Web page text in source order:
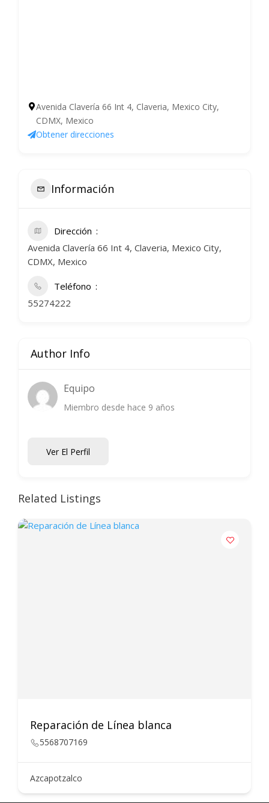
Avenida Clavería 66 Int 4, Claveria, Mexico City,
CDMX, Mexico
Obtener direcciones
Información
Dirección
Avenida Clavería 66 Int 4, Claveria, Mexico City,
CDMX, Mexico
Teléfono
55274222
Author Info
Equipo
Miembro desde hace 9 años
Ver El Perfil
Related Listings
Reparación de Línea blanca
5568707169
Azcapotzalco